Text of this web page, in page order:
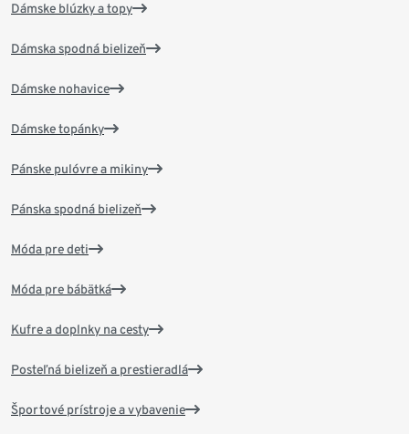
Dámske blúzky a topy
Dámska spodná bielizeň
Dámske nohavice
Dámske topánky
Pánske pulóvre a mikiny
Pánska spodná bielizeň
Móda pre deti
Móda pre bábätká
Kufre a doplnky na cesty
Posteľná bielizeň a prestieradlá
Športové prístroje a vybavenie